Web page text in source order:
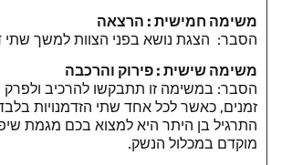
משימה חמישית : הרצאה
הסבר: הצגת נושא בפני הצוות למשך שתי
משימה שישית : פירוק והרכבה
זמנים, כאשר לכל אחד שתי הזדמנויות
התרגיל בן היתר היא למצוא בכם מגמת
מוקדם במכלול הנשק.